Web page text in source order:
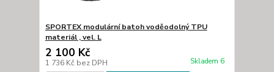
SPORTEX modulární batoh voděodolný TPU
materiál , vel. L
2 100 Kč
1 736 Kč bez DPH Skladem 6